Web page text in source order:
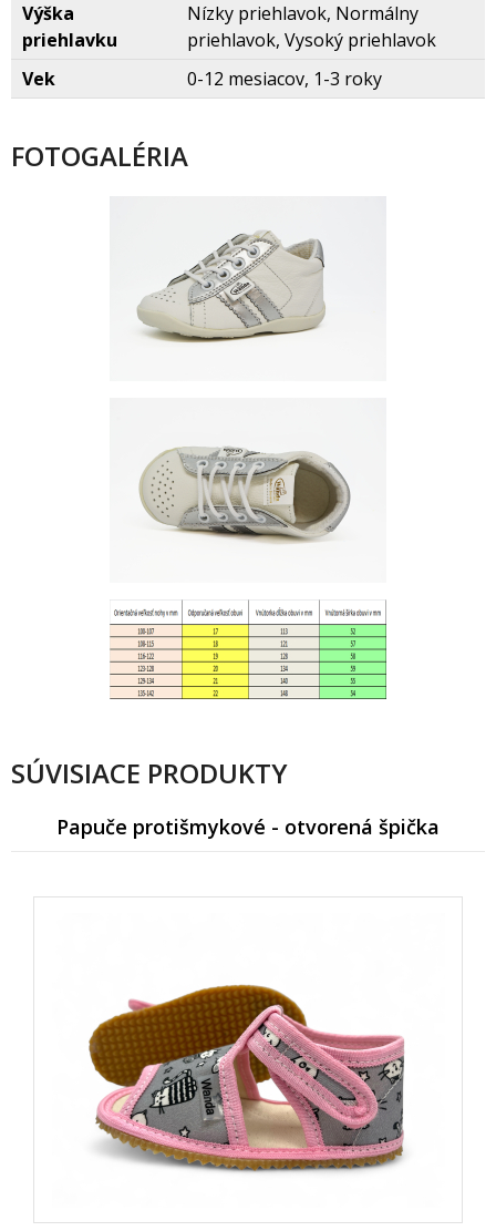
Výška
priehlavku
Nízky priehlavok, Normálny
priehlavok, Vysoký priehlavok
Vek
0-12 mesiacov, 1-3 roky
FOTOGALÉRIA
SÚVISIACE PRODUKTY
Papuče protišmykové - otvorená špička